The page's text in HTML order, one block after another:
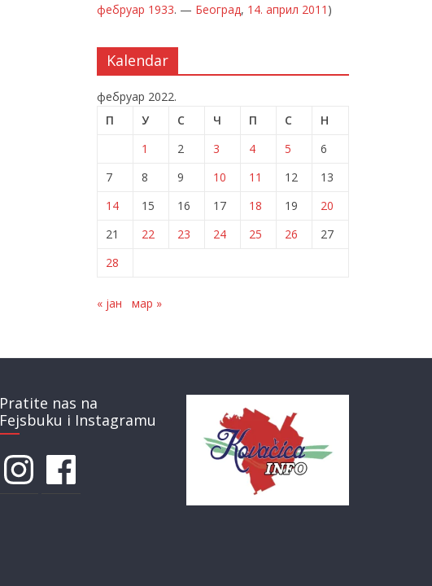
фебруар 1933. — Београд, 14. април 2011 )
Kalendar
фебруар 2022.
П
У С Ч П С
Н
1
2 3 4 5
6
7
8 9 10 11 12
13
14
15 16 17 18 19
20
21
22 23 24 25 26
27
28
« јан мар »
Pratite nas na
Fejsbuku i Instagramu
InstagramFacebook